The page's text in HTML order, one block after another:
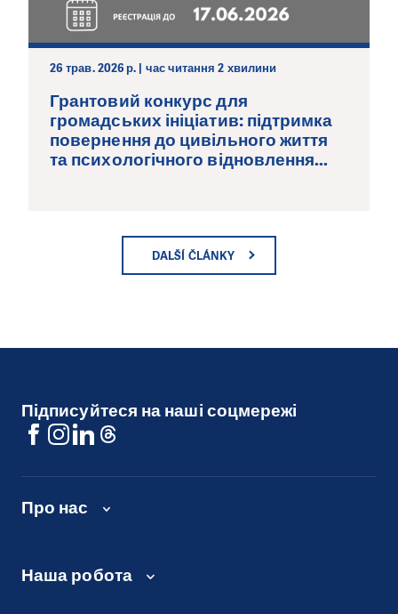
26 трав. 2026 р. | час читання 2 хвилини
Грантовий конкурс для
громадських ініціатив: підтримка
повернення до цивільного життя
та психологічного відновлення...
DALŠÍ ČLÁNKY
Підписуйтеся на наші соцмережі
Про нас
Наша робота